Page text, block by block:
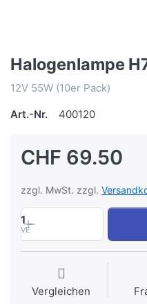
Halogenlampe
12V 55W (10er Pack)
Art.-Nr.
400120
CHF 69.50
zzgl. MwSt. zzgl.
1
VE
Vergleichen